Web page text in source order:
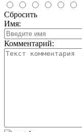
Сбросить
Имя:
Комментарий: